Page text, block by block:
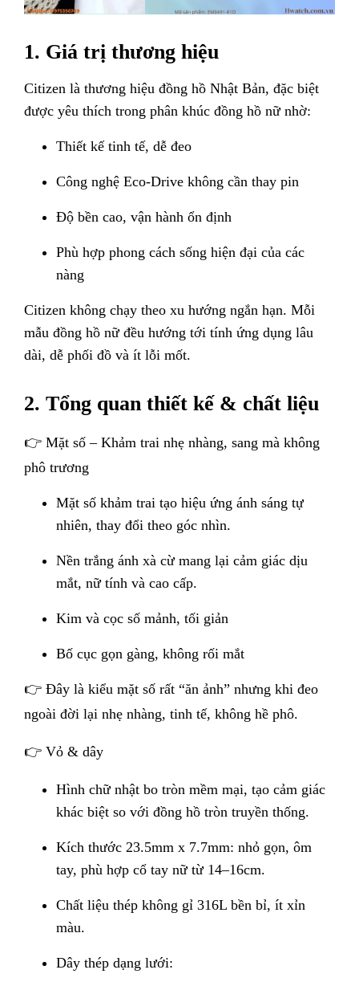
1. Giá trị thương hiệu
Citizen là thương hiệu đồng hồ Nhật Bản, đặc biệt
được yêu thích trong phân khúc đồng hồ nữ nhờ:
Thiết kế tinh tế, dễ đeo
Công nghệ Eco-Drive không cần thay pin
Độ bền cao, vận hành ổn định
Phù hợp phong cách sống hiện đại của các
nàng
Citizen không chạy theo xu hướng ngắn hạn. Mỗi
mẫu đồng hồ nữ đều hướng tới tính ứng dụng lâu
dài, dễ phối đồ và ít lỗi mốt.
2. Tổng quan thiết kế & chất liệu
👉 Mặt số – Khảm trai nhẹ nhàng, sang mà không
phô trương
Mặt số khảm trai tạo hiệu ứng ánh sáng tự
nhiên, thay đổi theo góc nhìn.
Nền trắng ánh xà cừ mang lại cảm giác dịu
mắt, nữ tính và cao cấp.
Kim và cọc số mảnh, tối giản
Bố cục gọn gàng, không rối mắt
👉 Đây là kiểu mặt số rất “ăn ảnh” nhưng khi đeo
ngoài đời lại nhẹ nhàng, tinh tế, không hề phô.
👉 Vỏ & dây
Hình chữ nhật bo tròn mềm mại, tạo cảm giác
khác biệt so với đồng hồ tròn truyền thống.
Kích thước 23.5mm x 7.7mm: nhỏ gọn, ôm
tay, phù hợp cổ tay nữ từ 14–16cm.
Chất liệu thép không gỉ 316L bền bỉ, ít xỉn
màu.
Dây thép dạng lưới: